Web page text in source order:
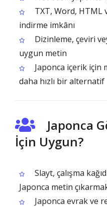
TXT, Word, HTML
indirme imkânı
Dizinleme, çeviri
uygun metin
Japonca içerik için
daha hızlı bir alternatif
Japonca
İçin Uygun?
Slayt, çalışma
Japonca metin
Japonca evrak ve